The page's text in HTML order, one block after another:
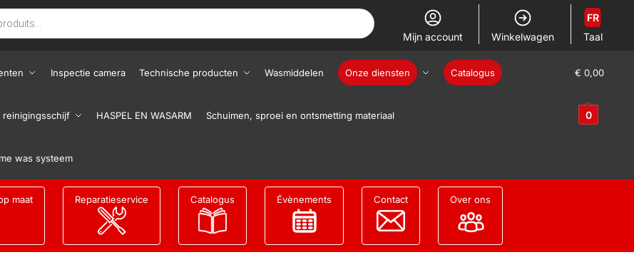
Mijn account Winkelwagen Taal
FR
Inspectie camera Technische producten Wasmiddelen Onze diensten Catalogus
reinigingsschijf HASPEL EN WASARM Schuimen, sproei en ontsmetting materiaal
was systeem
€ 0,00
0
maat Reparatieservice Catalogus Évènements Contact Over ons